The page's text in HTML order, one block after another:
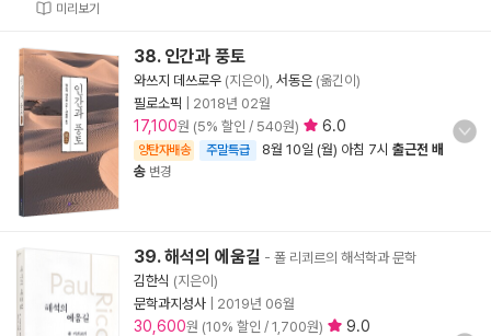
미리보기
38. 인간과 풍토
와쓰지 데쓰로우 (지은이), 서동은 (옮긴이)
필로소픽
2018년 02월
17,100원 (5% 할인 / 540원) 6.0
양탄자배송 주말특급 8월 10일 (월) 아침 7시 출근전 배
송 변경
39. 해석의 에움길 - 폴 리쾨르의 해석학과 문학
김한식 (지은이)
문학과지성사
2019년 06월
30,600원 (10% 할인 / 1,700원) 9.0